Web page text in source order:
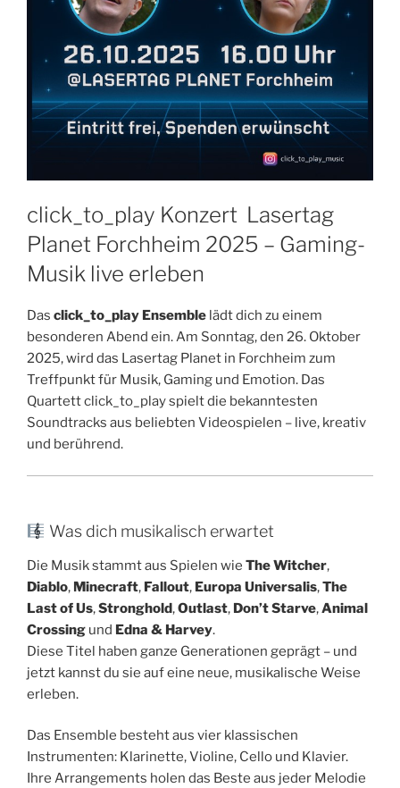
click_to_play Konzert Lasertag
Planet Forchheim 2025 – Gaming-
Musik live erleben
Das click_to_play Ensemble lädt dich zu einem
besonderen Abend ein. Am Sonntag, den 26. Oktober
2025, wird das Lasertag Planet in Forchheim zum
Treffpunkt für Musik, Gaming und Emotion. Das
Quartett click_to_play spielt die bekanntesten
Soundtracks aus beliebten Videospielen – live, kreativ
und berührend.
Was dich musikalisch erwartet
Die Musik stammt aus Spielen wie The Witcher,
Diablo, Minecraft, Fallout, Europa Universalis,The
Last of Us,Stronghold,Outlast, Don’t Starve,Animal
Crossing und Edna & Harvey.
Diese Titel haben ganze Generationen geprägt – und
jetzt kannst du sie auf eine neue, musikalische Weise
erleben.
Das Ensemble besteht aus vier klassischen
Instrumenten: Klarinette, Violine, Cello und Klavier.
Ihre Arrangements holen das Beste aus jeder Melodie